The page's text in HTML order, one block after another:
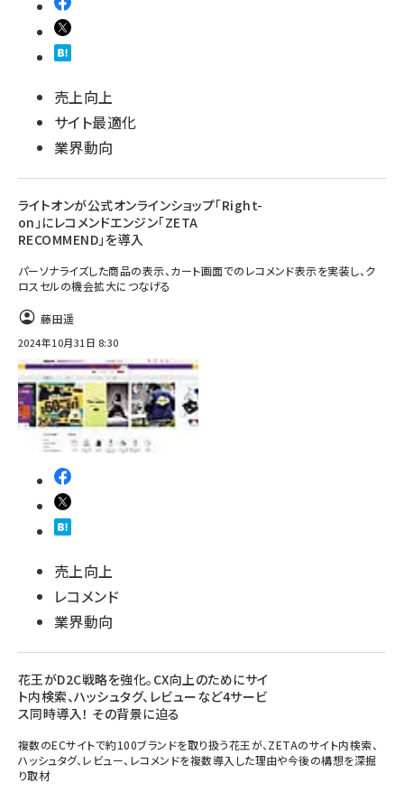
売上向上
サイト最適化
業界動向
ライトオンが公式オンラインショップ「Right-
on」にレコメンドエンジン「ZETA
RECOMMEND」を導入
パーソナライズした商品の表示、カート画面でのレコメンド表示を実装し、ク
ロスセルの機会拡大につなげる
藤田遥
2024年10月31日 8:30
売上向上
レコメンド
業界動向
花王がD2C戦略を強化。CX向上のためにサイ
ト内検索、ハッシュタグ、レビューなど4サービ
ス同時導入！ その背景に迫る
複数のECサイトで約100ブランドを取り扱う花王が、ZETAのサイト内検索、
ハッシュタグ、レビュー、レコメンドを複数導入した理由や今後の構想を深掘
り取材